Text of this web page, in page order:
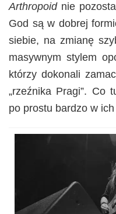
Arthropoidnie
God są w dobrej
siebie, na zmianę
masywnym stylem
którzy dokonali
„rzeźnika Pragi”. Co
po prostu bardzo w